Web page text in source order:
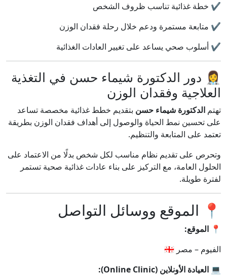
✔️ خطة غذائية تناسب ظروف الشخص
✔️ متابعة مستمرة ودعم خلال رحلة فقدان الوزن
✔️ أسلوب صحي يساعد على تغيير العادات الغذائية
👩‍⚕️ دور الدكتورة شيماء حسن في التغذية
العلاجية وفقدان الوزن
تهتم الدكتورة شيماء حسن بتقديم خطط غذائية مخصصة تساعد
على تحسين نمط الحياة والوصول إلى أهداف فقدان الوزن بطريقة
تعتمد على المتابعة والتنظيم.
وتحرص على تقديم نظام مناسب لكل شخص بدلًا من الاعتماد على
الحلول العامة، مع التركيز على بناء عادات غذائية صحية تستمر
لفترة طويلة.
📍 الموقع ووسائل التواصل
📍 الموقع:
الفيوم – مصر 🇪🇬
💻 العيادة الأونلاين (Online Clinic):